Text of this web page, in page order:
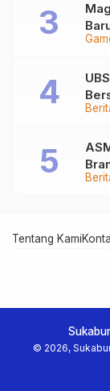
Tentang Kami
© 2026,